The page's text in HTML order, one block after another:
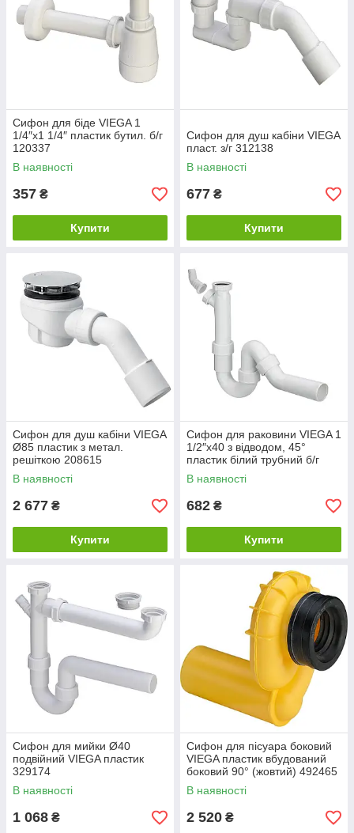
Сифон для біде VIEGA 1
1/4″х1 1/4″ пластик бутил. б/г
120337
В наявності
357 ₴
Купити
Сифон для душ кабiни VIEGA
пласт. з/г 312138
В наявності
677 ₴
Купити
Сифон для душ кабiни VIEGA
Ø85 пластик з метал.
решіткою 208615
В наявності
2 677 ₴
Купити
Сифон для раковини VIEGA 1
1/2″х40 з відводом, 45°
пластик білий трубний б/г
101800
В наявності
682 ₴
Купити
Сифон для мийки Ø40
подвiйний VIEGA пластик
329174
В наявності
1 068 ₴
Сифон для пісуара боковий
VIEGA пластик вбудований
боковий 90° (жовтий) 492465
В наявності
2 520 ₴